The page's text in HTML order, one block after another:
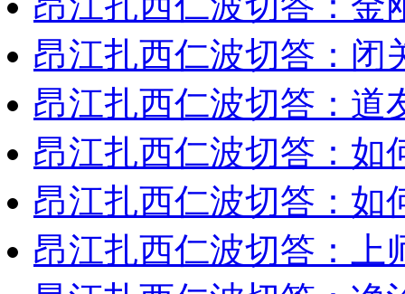
昂江扎西仁波切答：闭
昂江扎西仁波切答：道
昂江扎西仁波切答：如
昂江扎西仁波切答：如
昂江扎西仁波切答：上